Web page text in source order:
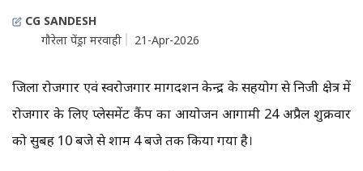
CG SANDESH
गौरेला पेंड्रा मरवाही
21-Apr-2026
जिला रोजगार एवं स्वरोजगार मार्गदर्शन केन्द्र के सहयोग से निजी क्षेत्र में
रोजगार के लिए प्लेसमेंट कैंप का आयोजन आगामी 24 अप्रैल शुक्रवार
को सुबह 10 बजे से शाम 4 बजे तक किया गया है।